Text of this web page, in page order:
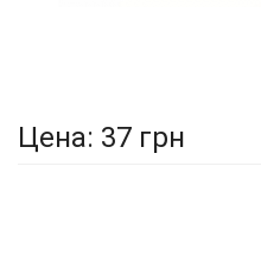
Цена: 37 грн